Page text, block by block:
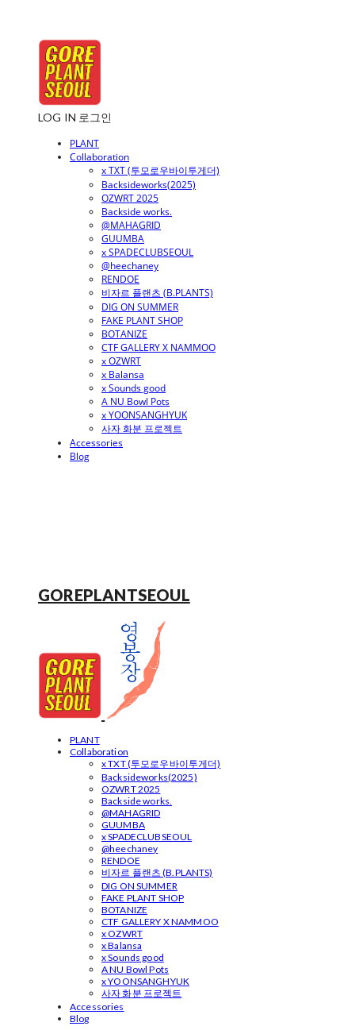
LOG IN 로그인
PLANT
Collaboration
x TXT (투모로우바이투게더)
Backsideworks(2025)
OZWRT 2025
Backside works.
@MAHAGRID
GUUMBA
x SPADECLUBSEOUL
@heechaney
RENDOE
비자르 플랜츠 (B.PLANTS)
DIG ON SUMMER
FAKE PLANT SHOP
BOTANIZE
CTF GALLERY X NAMMOO
x OZWRT
x Balansa
x Sounds good
A NU Bowl Pots
x YOONSANGHYUK
사자 화분 프로젝트
Accessories
Blog
GOREPLANTSEOUL
PLANT
Collaboration
x TXT (투모로우바이투게더)
Backsideworks(2025)
OZWRT 2025
Backside works.
@MAHAGRID
GUUMBA
x SPADECLUBSEOUL
@heechaney
RENDOE
비자르 플랜츠 (B.PLANTS)
DIG ON SUMMER
FAKE PLANT SHOP
BOTANIZE
CTF GALLERY X NAMMOO
x OZWRT
x Balansa
x Sounds good
A NU Bowl Pots
x YOONSANGHYUK
사자 화분 프로젝트
Accessories
Blog